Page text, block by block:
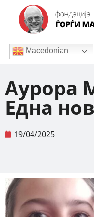
Macedonian
Аурора
Една
19/04/2025